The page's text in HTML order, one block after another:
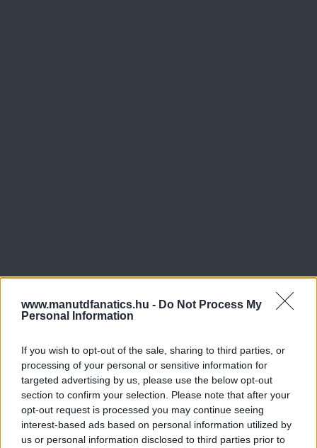
www.manutdfanatics.hu - Do Not Process My
Personal Information
If you wish to opt-out of the sale, sharing to third parties, or
processing of your personal or sensitive information for
targeted advertising by us, please use the below opt-out
section to confirm your selection. Please note that after your
opt-out request is processed you may continue seeing
interest-based ads based on personal information utilized by
us or personal information disclosed to third parties prior to